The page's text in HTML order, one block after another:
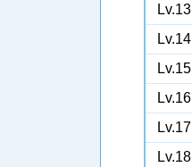
Lv.13
Lv.14
Lv.15
Lv.16
Lv.17
Lv.18